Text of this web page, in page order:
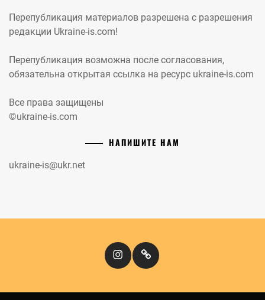
Перепубликация материалов разрешена с разрешения
редакции Ukraine-is.com!
Перепубликация возможна после согласования,
обязательна открытая ссылка на ресурс ukraine-is.com
Все права защищены
©ukraine-is.com
НАПИШИТЕ НАМ
ukraine-is@ukr.net
InstagramКіномандри